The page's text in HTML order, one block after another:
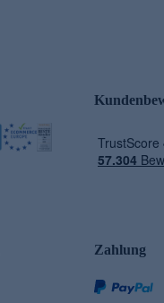
Zahlung